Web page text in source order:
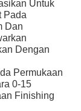
Untuk
Pada
Dan
Dengan
Permukaan
0-15
Finishing